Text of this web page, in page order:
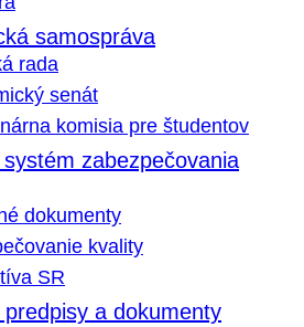
samospráva
rada
senát
komisia pre študentov
zabezpečovania
dokumenty
kvality
SR
a dokumenty